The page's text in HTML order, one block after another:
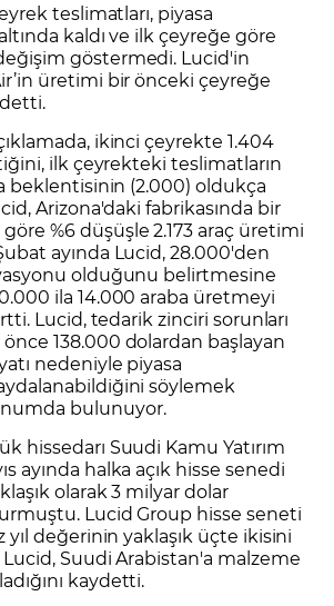
teslimatları, piyasa
kaldı ve ilk çeyreğe göre
göstermedi. Lucid'in
üretimi bir önceki çeyreğe
ikinci çeyrekte 1.404
ilk çeyrekteki teslimatların
beklentisinin (2.000) oldukça
Arizona'daki fabrikasında bir
%6 düşüşle 2.173 araç üretimi
ayında Lucid, 28.000'den
olduğunu belirtmesine
ila 14.000 araba üretmeyi
Lucid, tedarik zinciri sorunları
138.000 dolardan başlayan
nedeniyle piyasa
söylemek
bulunuyor.
hissedarı Suudi Kamu Yatırım
ayında halka açık hisse senedi
olarak 3 milyar dolar
Lucid Group hisse seneti
değerinin yaklaşık üçte ikisini
Lucid, Suudi Arabistan'a malzeme
kaydetti.